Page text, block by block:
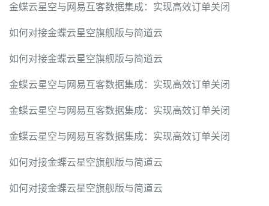
金蝶云星空与网易互客数据集成：实现高效订单关闭
如何对接金蝶云星空旗舰版与简道云
如何对接金蝶云星空旗舰版与简道云
金蝶云星空与网易互客数据集成：实现高效订单关闭
金蝶云星空与网易互客数据集成：实现高效订单关闭
金蝶云星空与网易互客数据集成：实现高效订单关闭
如何对接金蝶云星空旗舰版与简道云
如何对接金蝶云星空旗舰版与简道云